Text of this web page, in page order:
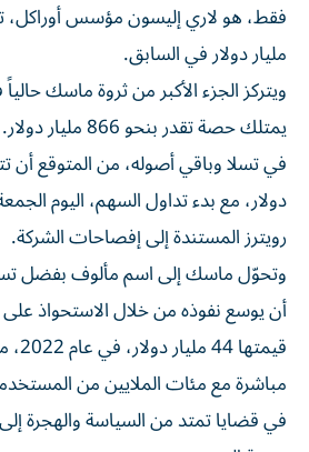
مليار دولار في السابق.
ويتركز الجزء الأكبر من ثروة ماسك
يمتلك حصة تقدر
دولار، مع بدء تداول السهم، اليوم
رويترز المستندة إلى إفصاحات الشركة.
وتحوّل ماسك إلى اسم مألوف بفضل
أن يوسع نفوذه من خلال الاستحواذ
مباشرة مع مئات الملايين من
في قضايا تمتد من ‌السياسة والهجرة